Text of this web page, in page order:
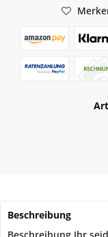
Beschreibung